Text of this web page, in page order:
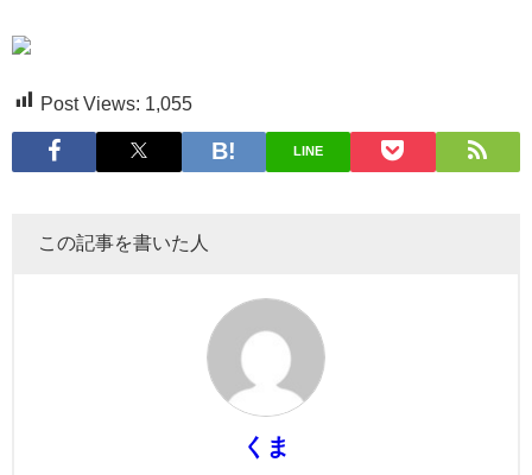
Post Views: 1,055
LINE
この記事を書いた人
くま